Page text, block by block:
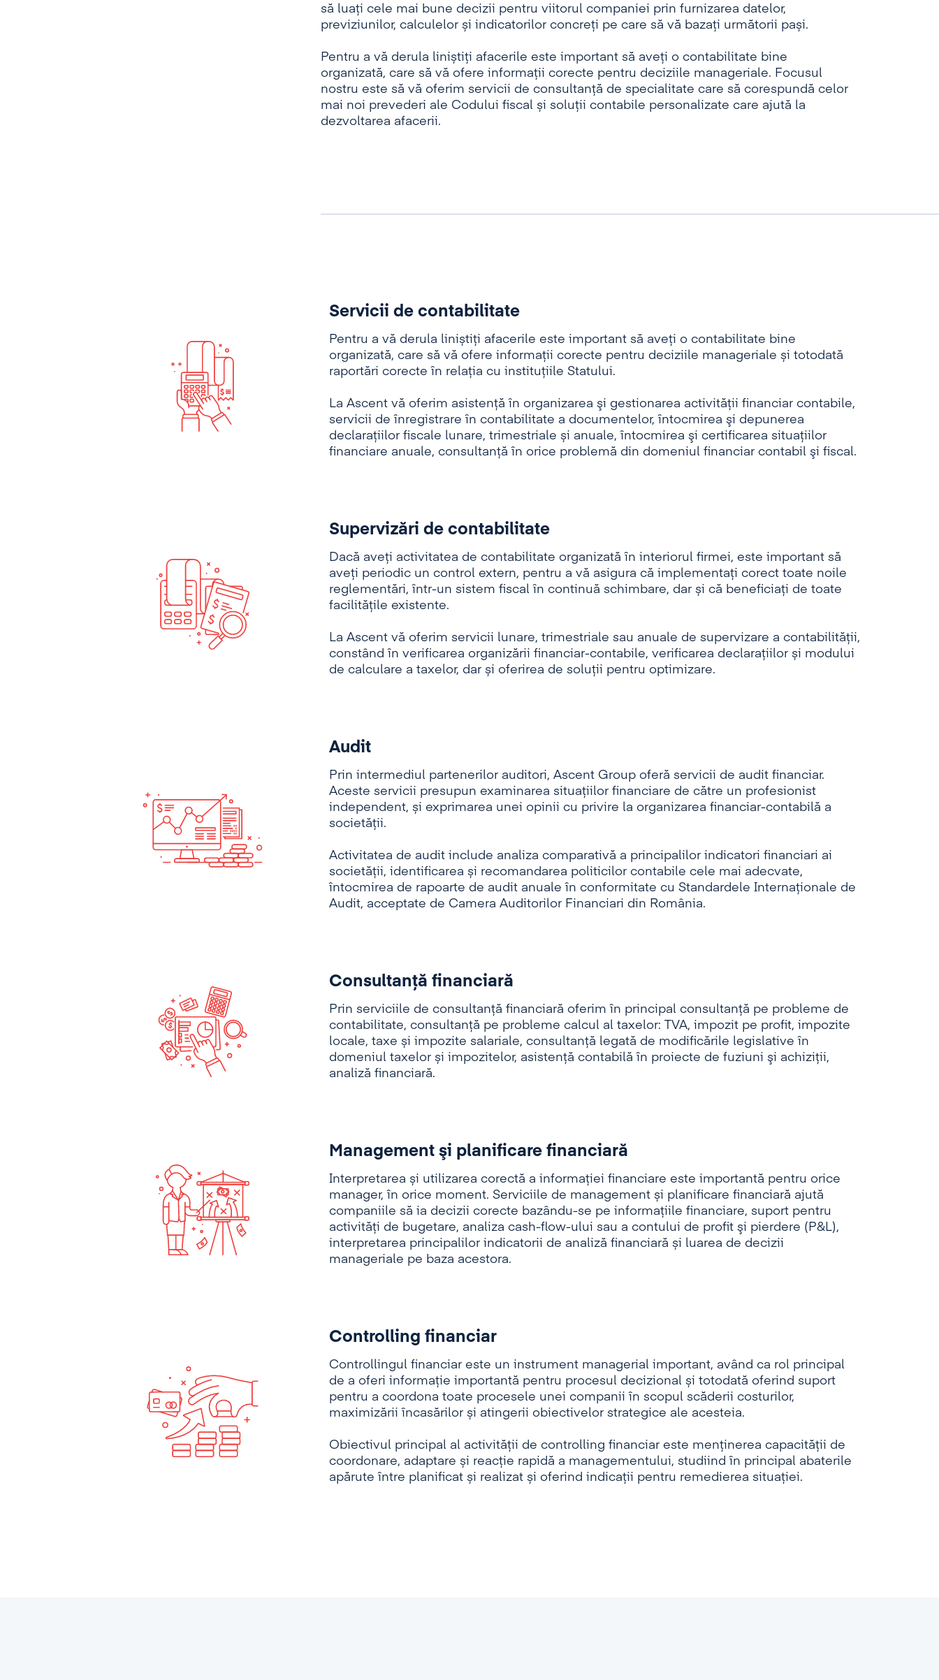
să luați cele mai bune decizii pentru viitorul companiei prin furnizarea datelor,
previziunilor, calculelor și indicatorilor concreți pe care să vă bazați următorii pași.
Pentru a vă derula liniștiți afacerile este important să aveți o contabilitate bine
organizată, care să vă ofere informații corecte pentru deciziile manageriale. Focusul
nostru este să vă oferim servicii de consultanță de specialitate care să corespundă celor
mai noi prevederi ale Codului fiscal și soluții contabile personalizate care ajută la
dezvoltarea afacerii.
Servicii de contabilitate
Pentru a vă derula liniștiți afacerile este important să aveți o contabilitate bine
organizată, care să vă ofere informații corecte pentru deciziile manageriale și totodată
raportări corecte în relația cu instituțiile Statului.
La Ascent vă oferim asistenţă în organizarea şi gestionarea activităţii financiar contabile,
servicii de înregistrare în contabilitate a documentelor, întocmirea şi depunerea
declaraţiilor fiscale lunare, trimestriale și anuale, întocmirea şi certificarea situaţiilor
financiare anuale, consultanţă în orice problemă din domeniul financiar contabil şi fiscal.
Supervizări de contabilitate
Dacă aveți activitatea de contabilitate organizată în interiorul firmei, este important să
aveți periodic un control extern, pentru a vă asigura că implementați corect toate noile
reglementări, într-un sistem fiscal în continuă schimbare, dar și că beneficiați de toate
facilitățile existente.
La Ascent vă oferim servicii lunare, trimestriale sau anuale de supervizare a contabilității,
constând în verificarea organizării financiar-contabile, verificarea declarațiilor și modului
de calculare a taxelor, dar și oferirea de soluții pentru optimizare.
Audit
Prin intermediul partenerilor auditori, Ascent Group oferă servicii de audit financiar.
Aceste servicii presupun examinarea situațiilor financiare de către un profesionist
independent, și exprimarea unei opinii cu privire la organizarea financiar-contabilă a
societății.
Activitatea de audit include analiza comparativă a principalilor indicatori financiari ai
societății, identificarea și recomandarea politicilor contabile cele mai adecvate,
întocmirea de rapoarte de audit anuale în conformitate cu Standardele Internaționale de
Audit, acceptate de Camera Auditorilor Financiari din România.
Consultanţă financiară
Prin serviciile de consultanță financiară oferim în principal consultanţă pe probleme de
contabilitate, consultanță pe probleme calcul al taxelor: TVA, impozit pe profit, impozite
locale, taxe și impozite salariale, consultanță legată de modificările legislative în
domeniul taxelor și impozitelor, asistență contabilă în proiecte de fuziuni şi achiziţii,
analiză financiară.
Management şi planificare financiară
Interpretarea și utilizarea corectă a informației financiare este importantă pentru orice
manager, în orice moment. Serviciile de management și planificare financiară ajută
companiile să ia decizii corecte bazându-se pe informaţiile financiare, suport pentru
activități de bugetare, analiza cash-flow-ului sau a contului de profit şi pierdere (P&L),
interpretarea principalilor indicatorii de analiză financiară și luarea de decizii
manageriale pe baza acestora.
Controlling financiar
Controllingul financiar este un instrument managerial important, având ca rol principal
de a oferi informație importantă pentru procesul decizional și totodată oferind suport
pentru a coordona toate procesele unei companii în scopul scăderii costurilor,
maximizării încasărilor și atingerii obiectivelor strategice ale acesteia.
Obiectivul principal al activității de controlling financiar este menținerea capacității de
coordonare, adaptare și reacție rapidă a managementului, studiind în principal abaterile
apărute între planificat și realizat și oferind indicații pentru remedierea situației.